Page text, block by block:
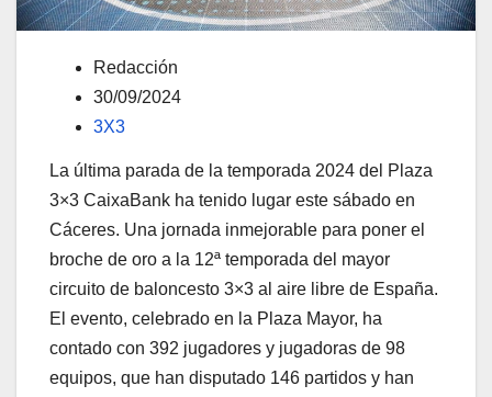
Redacción
30/09/2024
3X3
La última parada de la temporada 2024 del Plaza
3×3 CaixaBank ha tenido lugar este sábado en
Cáceres. Una jornada inmejorable para poner el
broche de oro a la 12ª temporada del mayor
circuito de baloncesto 3×3 al aire libre de España.
El evento, celebrado en la Plaza Mayor, ha
contado con 392 jugadores y jugadoras de 98
equipos, que han disputado 146 partidos y han